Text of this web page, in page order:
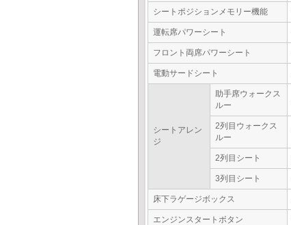
シートポジションメモリー機能
運転席パワーシート
フロント両席パワーシート
電動サードシート
シートアレン
ジ
助手席ウォークス
ルー
2列目ウォークス
ルー
2列目シート
3列目シート
床下ラゲージボックス
エンジンスタートボタン